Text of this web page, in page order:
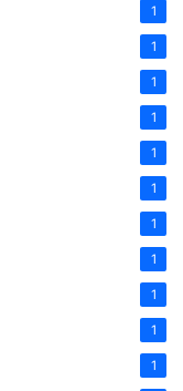
1
1
1
1
1
1
1
1
1
1
1